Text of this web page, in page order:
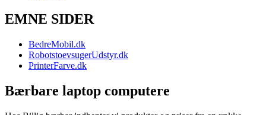
EMNE SIDER
BedreMobil.dk
RobotstoevsugerUdstyr.dk
PrinterFarve.dk
Bærbare laptop computere